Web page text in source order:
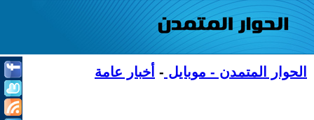
الحوار المتمدن - موبايل - أخبار عامة